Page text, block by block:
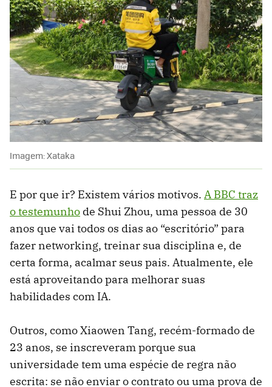
Imagem: Xataka
E por que ir? Existem vários motivos. A BBC traz
o testemunho de Shui Zhou, uma pessoa de 30
anos que vai todos os dias ao “escritório” para
fazer networking, treinar sua disciplina e, de
certa forma, acalmar seus pais. Atualmente, ele
está aproveitando para melhorar suas
habilidades com IA.
Outros, como Xiaowen Tang, recém-formado de
23 anos, se inscreveram porque sua
universidade tem uma espécie de regra não
escrita: se não enviar o contrato ou uma prova de